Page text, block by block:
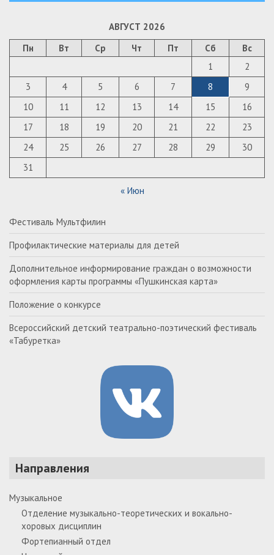
АВГУСТ 2026
Пн
Вт Ср Чт Пт Сб
Вс
1
2
3
4 5 6 7 8
9
10
11 12 13 14 15
16
17
18 19 20 21 22
23
24
25 26 27 28 29
30
31
« Июн
Фестиваль Мультфилин
Профилактические материалы для детей
Дополнительное информирование граждан о возможности
оформления карты программы «Пушкинская карта»
Положение о конкурсе
Всероссийский детский театрально-поэтический фестиваль
«Табуретка»
Направления
Музыкальное
Отделение музыкально-теоретических и вокально-
хоровых дисциплин
Фортепианный отдел